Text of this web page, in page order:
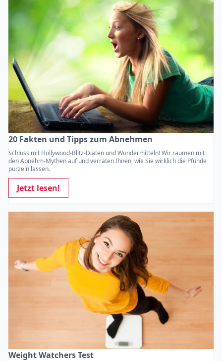
20 Fakten und Tipps zum Abnehmen
Schluss mit Hollywood-Blitz-Diäten und Wundermitteln! Wir räumen mit
den Abnehm-Mythen auf und verraten Ihnen, wie Sie wirklich die Pfunde
purzeln lassen.
Jetzt lesen!
Weight Watchers Test